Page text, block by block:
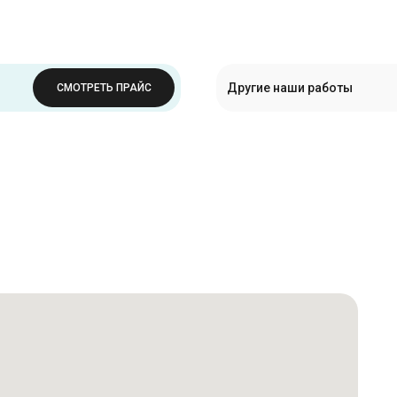
СМОТРЕТЬ ПРАЙС Другие наши работы